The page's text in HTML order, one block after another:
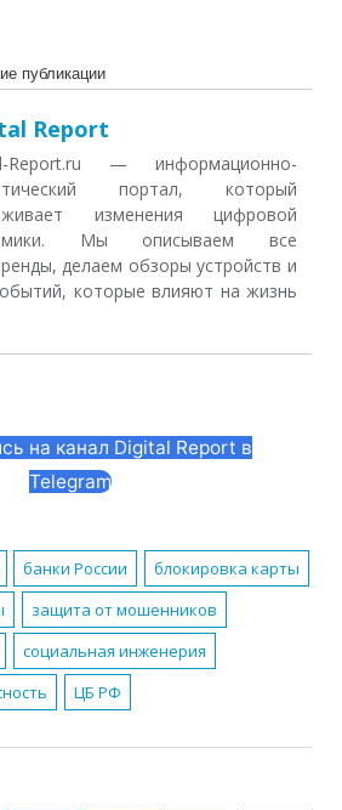
публикации
Report
Report.ru — информационно-
портал, который
изменения цифровой
Мы описываем все
делаем обзоры устройств и
которые влияют на жизнь
на канал Digital Report в
Telegram
банки России
блокировка карты
защита от мошенников
социальная инженерия
ЦБ РФ